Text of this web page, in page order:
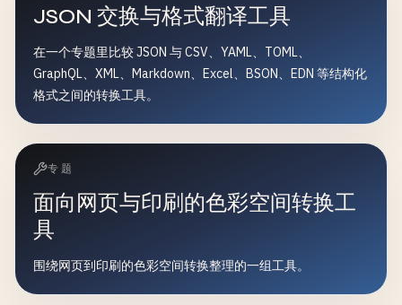
JSON 交换与格式翻译工具
在一个专题里比较 JSON 与 CSV、YAML、TOML、
GraphQL、XML、Markdown、Excel、BSON、EDN 等结构化
格式之间的转换工具。
专题
面向网页与印刷的色彩空间转换工
具
围绕网页到印刷的色彩空间转换整理的一组工具。